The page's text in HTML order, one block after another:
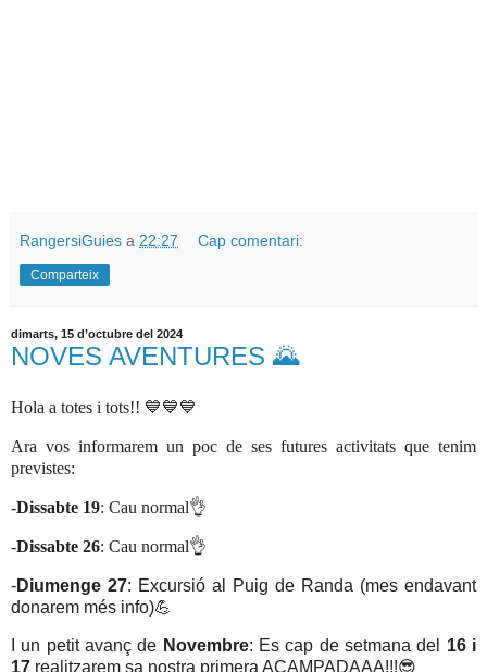
RangersiGuies a 22:27 Cap comentari:
Comparteix
dimarts, 15 d’octubre del 2024
NOVES AVENTURES 🌄
Hola a totes i tots!! 💙💙💙
Ara vos informarem un poc de ses futures activitats que tenim
previstes:
-Dissabte 19: Cau normal👌
-Dissabte 26: Cau normal👌
-Diumenge 27: Excursió al Puig de Randa (mes endavant
donarem més info)💪
I un petit avanç de Novembre: Es cap de setmana del 16 i
17 realitzarem sa nostra primera ACAMPADAAA!!!😎